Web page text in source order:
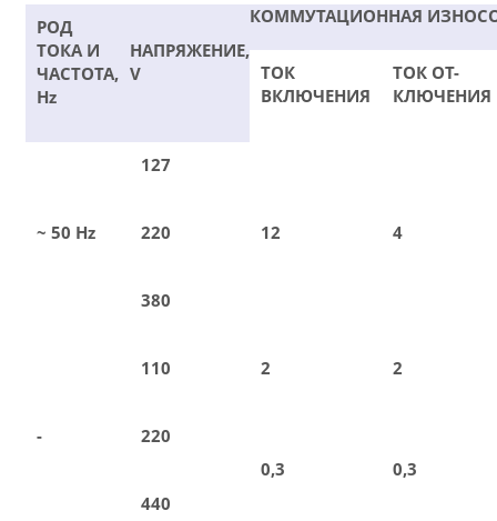
РОД
ТОКА И
ЧАСТОТА,
Hz
НАПРЯЖЕНИЕ,
V
КОММУТАЦИОННАЯ
ТОК
ВКЛЮЧЕНИЯ
ТОК ОТ-
КЛЮЧЕНИЯ
~ 50 Hz
127
12 4
220
380
-
110 2 2
220
0,3
0,3
440